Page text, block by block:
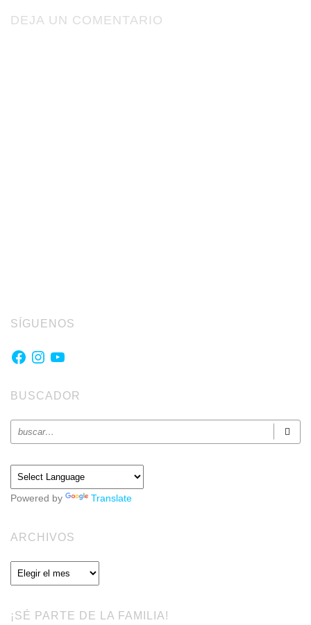
DEJA UN COMENTARIO
SÍGUENOS
Facebook
Instagram
YouTube
BUSCADOR
Powered by Translate
ARCHIVOS
Archivos
¡SÉ PARTE DE LA FAMILIA!